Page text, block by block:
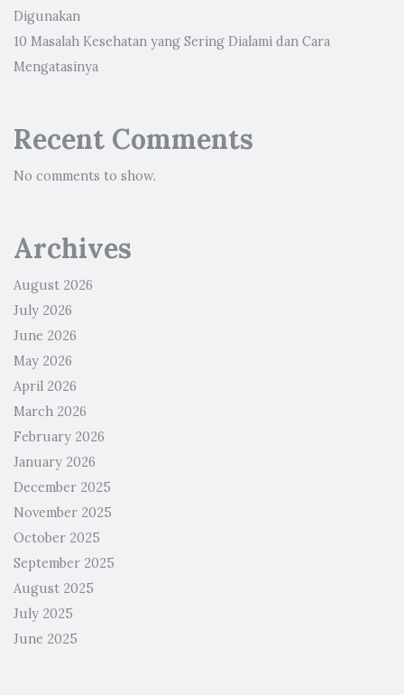
Digunakan
10 Masalah Kesehatan yang Sering Dialami dan Cara
Mengatasinya
Recent Comments
No comments to show.
Archives
August 2026
July 2026
June 2026
May 2026
April 2026
March 2026
February 2026
January 2026
December 2025
November 2025
October 2025
September 2025
August 2025
July 2025
June 2025